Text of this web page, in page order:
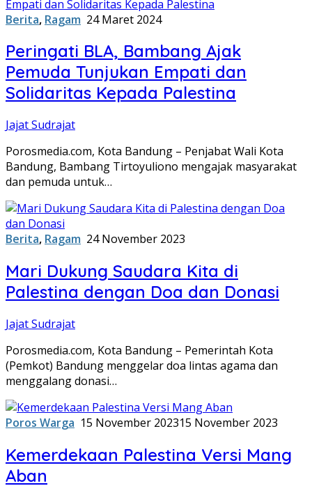
Berita, Ragam 24 Maret 2024
Peringati BLA, Bambang Ajak
Pemuda Tunjukan Empati dan
Solidaritas Kepada Palestina
Jajat Sudrajat
Porosmedia.com, Kota Bandung – Penjabat Wali Kota
Bandung, Bambang Tirtoyuliono mengajak masyarakat
dan pemuda untuk…
Berita, Ragam 24 November 2023
Mari Dukung Saudara Kita di
Palestina dengan Doa dan Donasi
Jajat Sudrajat
Porosmedia.com, Kota Bandung – Pemerintah Kota
(Pemkot) Bandung menggelar doa lintas agama dan
menggalang donasi…
Poros Warga 15 November 202315 November 2023
Kemerdekaan Palestina Versi Mang
Aban